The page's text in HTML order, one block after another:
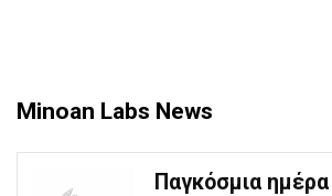
Minoan Labs News
Παγκόσμια